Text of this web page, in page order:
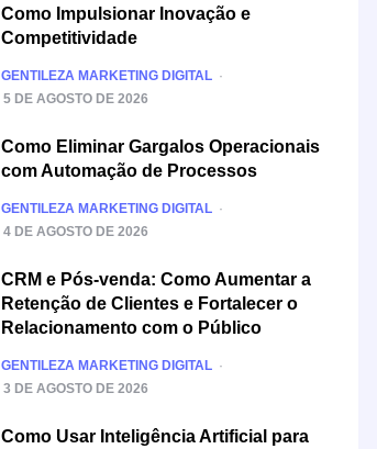
Como Impulsionar Inovação e
Competitividade
POSTED
GENTILEZA MARKETING DIGITAL
5 DE AGOSTO DE 2026
Como Eliminar Gargalos Operacionais
com Automação de Processos
POSTED
GENTILEZA MARKETING DIGITAL
4 DE AGOSTO DE 2026
CRM e Pós-venda: Como Aumentar a
Retenção de Clientes e Fortalecer o
Relacionamento com o Público
POSTED
GENTILEZA MARKETING DIGITAL
3 DE AGOSTO DE 2026
Como Usar Inteligência Artificial para